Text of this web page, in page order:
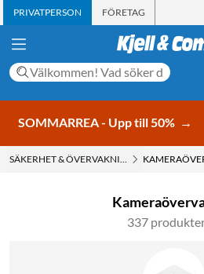
PRIVATPERSON FÖRETAG
SOMMARREA - Upp till 50% →
SÄKERHET & ÖVERVAKNING
337